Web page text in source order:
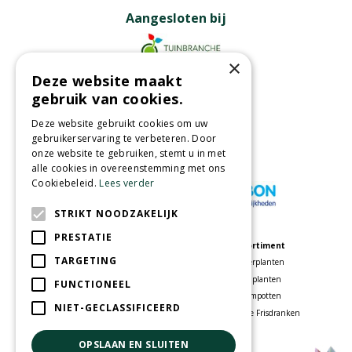
Aangesloten bij
Partners
Wij accepteren
Tuincentrum
Speelparadijs
Woonwinkel
Assortiment
Kamerplanten
Tuinplanten
Bloempotten
Voordelige Frisdranken
×
Deze website maakt
gebruik van cookies.
Deze website gebruikt cookies om uw
gebruikerservaring te verbeteren. Door
onze website te gebruiken, stemt u in met
alle cookies in overeenstemming met ons
Cookiebeleid.Lees verder
STRIKT NOODZAKELIJK
PRESTATIE
TARGETING
FUNCTIONEEL
NIET-GECLASSIFICEERD
OPSLAAN EN SLUITEN